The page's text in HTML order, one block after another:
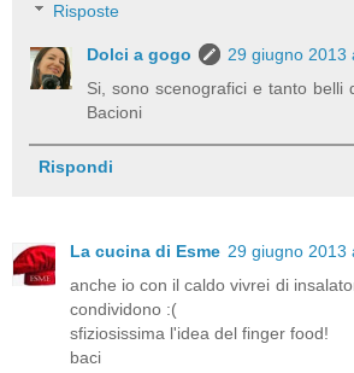
Risposte
Dolci a gogo
29 giugno 2013
Si, sono scenografici e tanto belli
Bacioni
Rispondi
La cucina di Esme 29 giugno 2013
anche io con il caldo vivrei di
condividono :(
sfiziosissima l'idea del finger food!
baci